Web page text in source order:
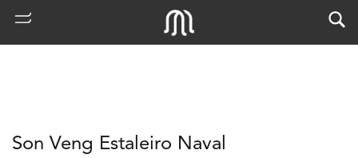
Son Veng Estaleiro Naval